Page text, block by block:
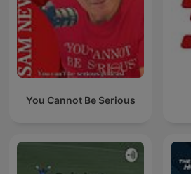
You Cannot Be Serious